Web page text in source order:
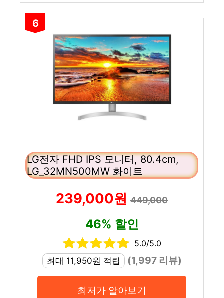
6
LG전자 FHD IPS 모니터, 80.4cm,
LG_32MN500MW 화이트
239,000원 449,000
46% 할인
5.0/5.0
최대 11,950원 적립
(1,997 리뷰)
최저가 알아보기